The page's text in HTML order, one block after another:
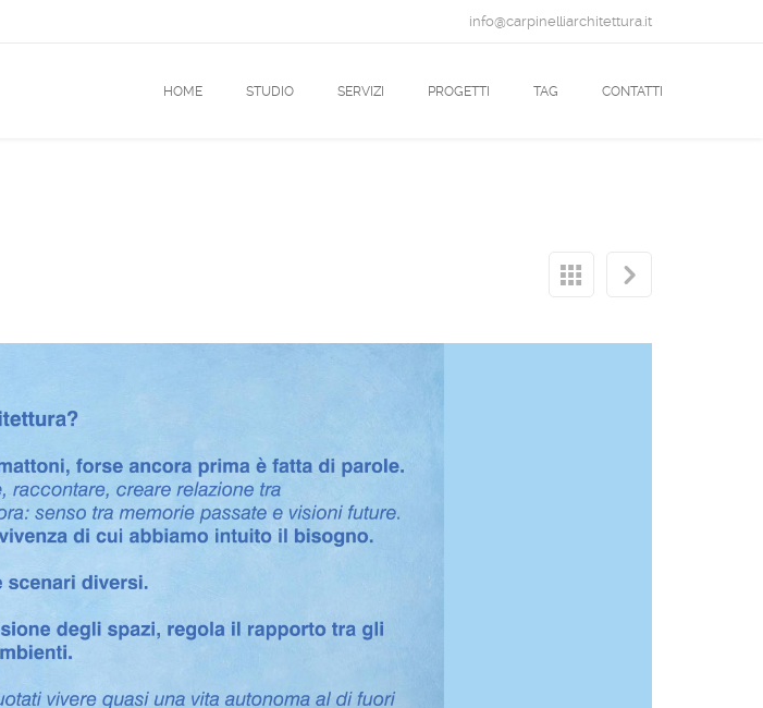
info@carpinelliarchitettura.it
HOME STUDIO SERVIZI PROGETTI TAG CONTATTI